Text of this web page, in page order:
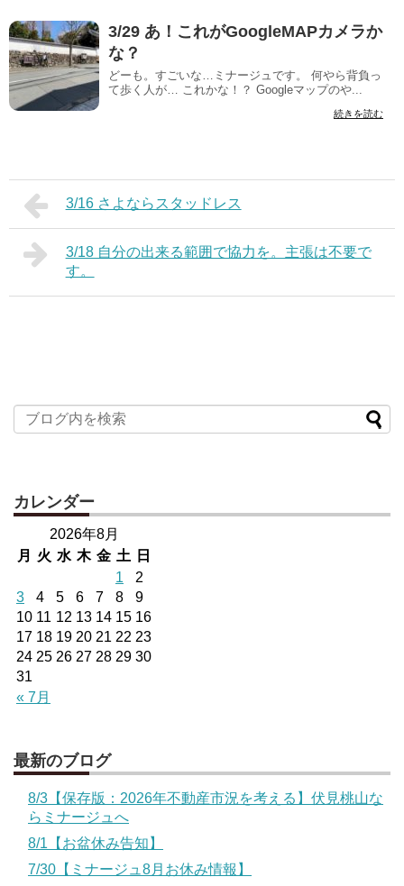
3/29 あ！これがGoogleMAPカメラか
な？
どーも。すごいな…ミナージュです。 何やら背負っ
て歩く人が… これかな！？ Googleマップのや...
続きを読む
3/16 さよならスタッドレス
3/18 自分の出来る範囲で協力を。主張は不要で
す。
カレンダー
2026年8月
月
火 水 木 金 土 日
« 7月
1
2
3
4 5 6 7 8
9
10 11 12 13 14 15 16
17 18 19 20 21 22 23
24 25 26 27 28 29 30
31
最新のブログ
8/3【保存版：2026年不動産市況を考える】伏見桃山な
らミナージュへ
8/1【お盆休み告知】
7/30【ミナージュ8月お休み情報】